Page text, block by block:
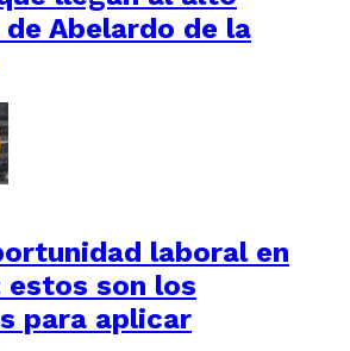
Abelardo de la
laboral en
estos son los
para aplicar